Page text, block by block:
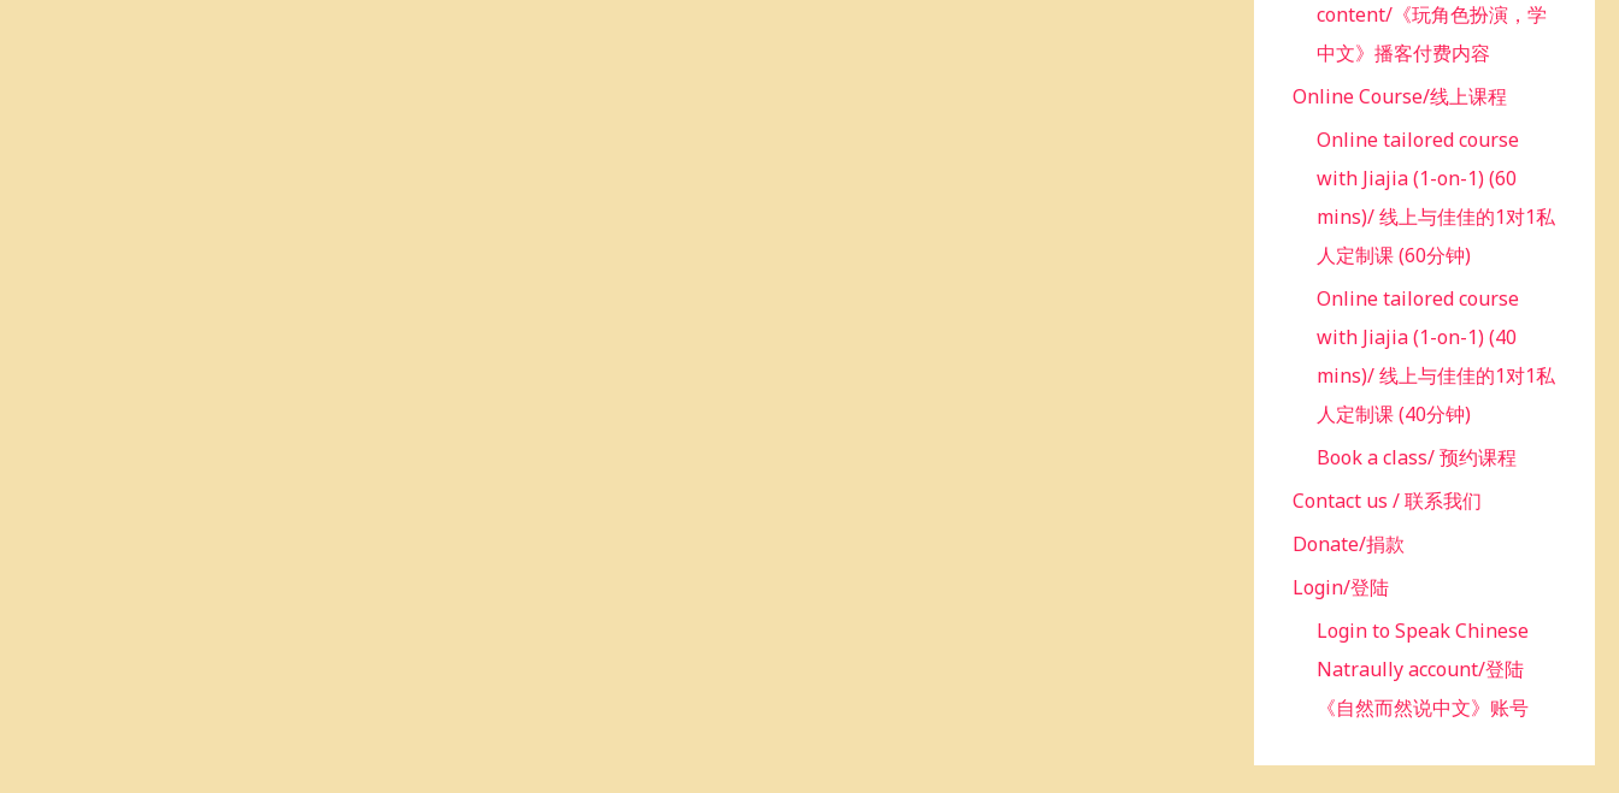
content/《玩角色扮演，学
中文》播客付费内容
Online Course/线上课程
Online tailored course
with Jiajia (1-on-1) (60
mins)/ 线上与佳佳的1对1私
人定制课 (60分钟)
Online tailored course
with Jiajia (1-on-1) (40
mins)/ 线上与佳佳的1对1私
人定制课 (40分钟)
Book a class/ 预约课程
Contact us / 联系我们
Donate/捐款
Login/登陆
Login to Speak Chinese
Natraully account/登陆
《自然而然说中文》账号